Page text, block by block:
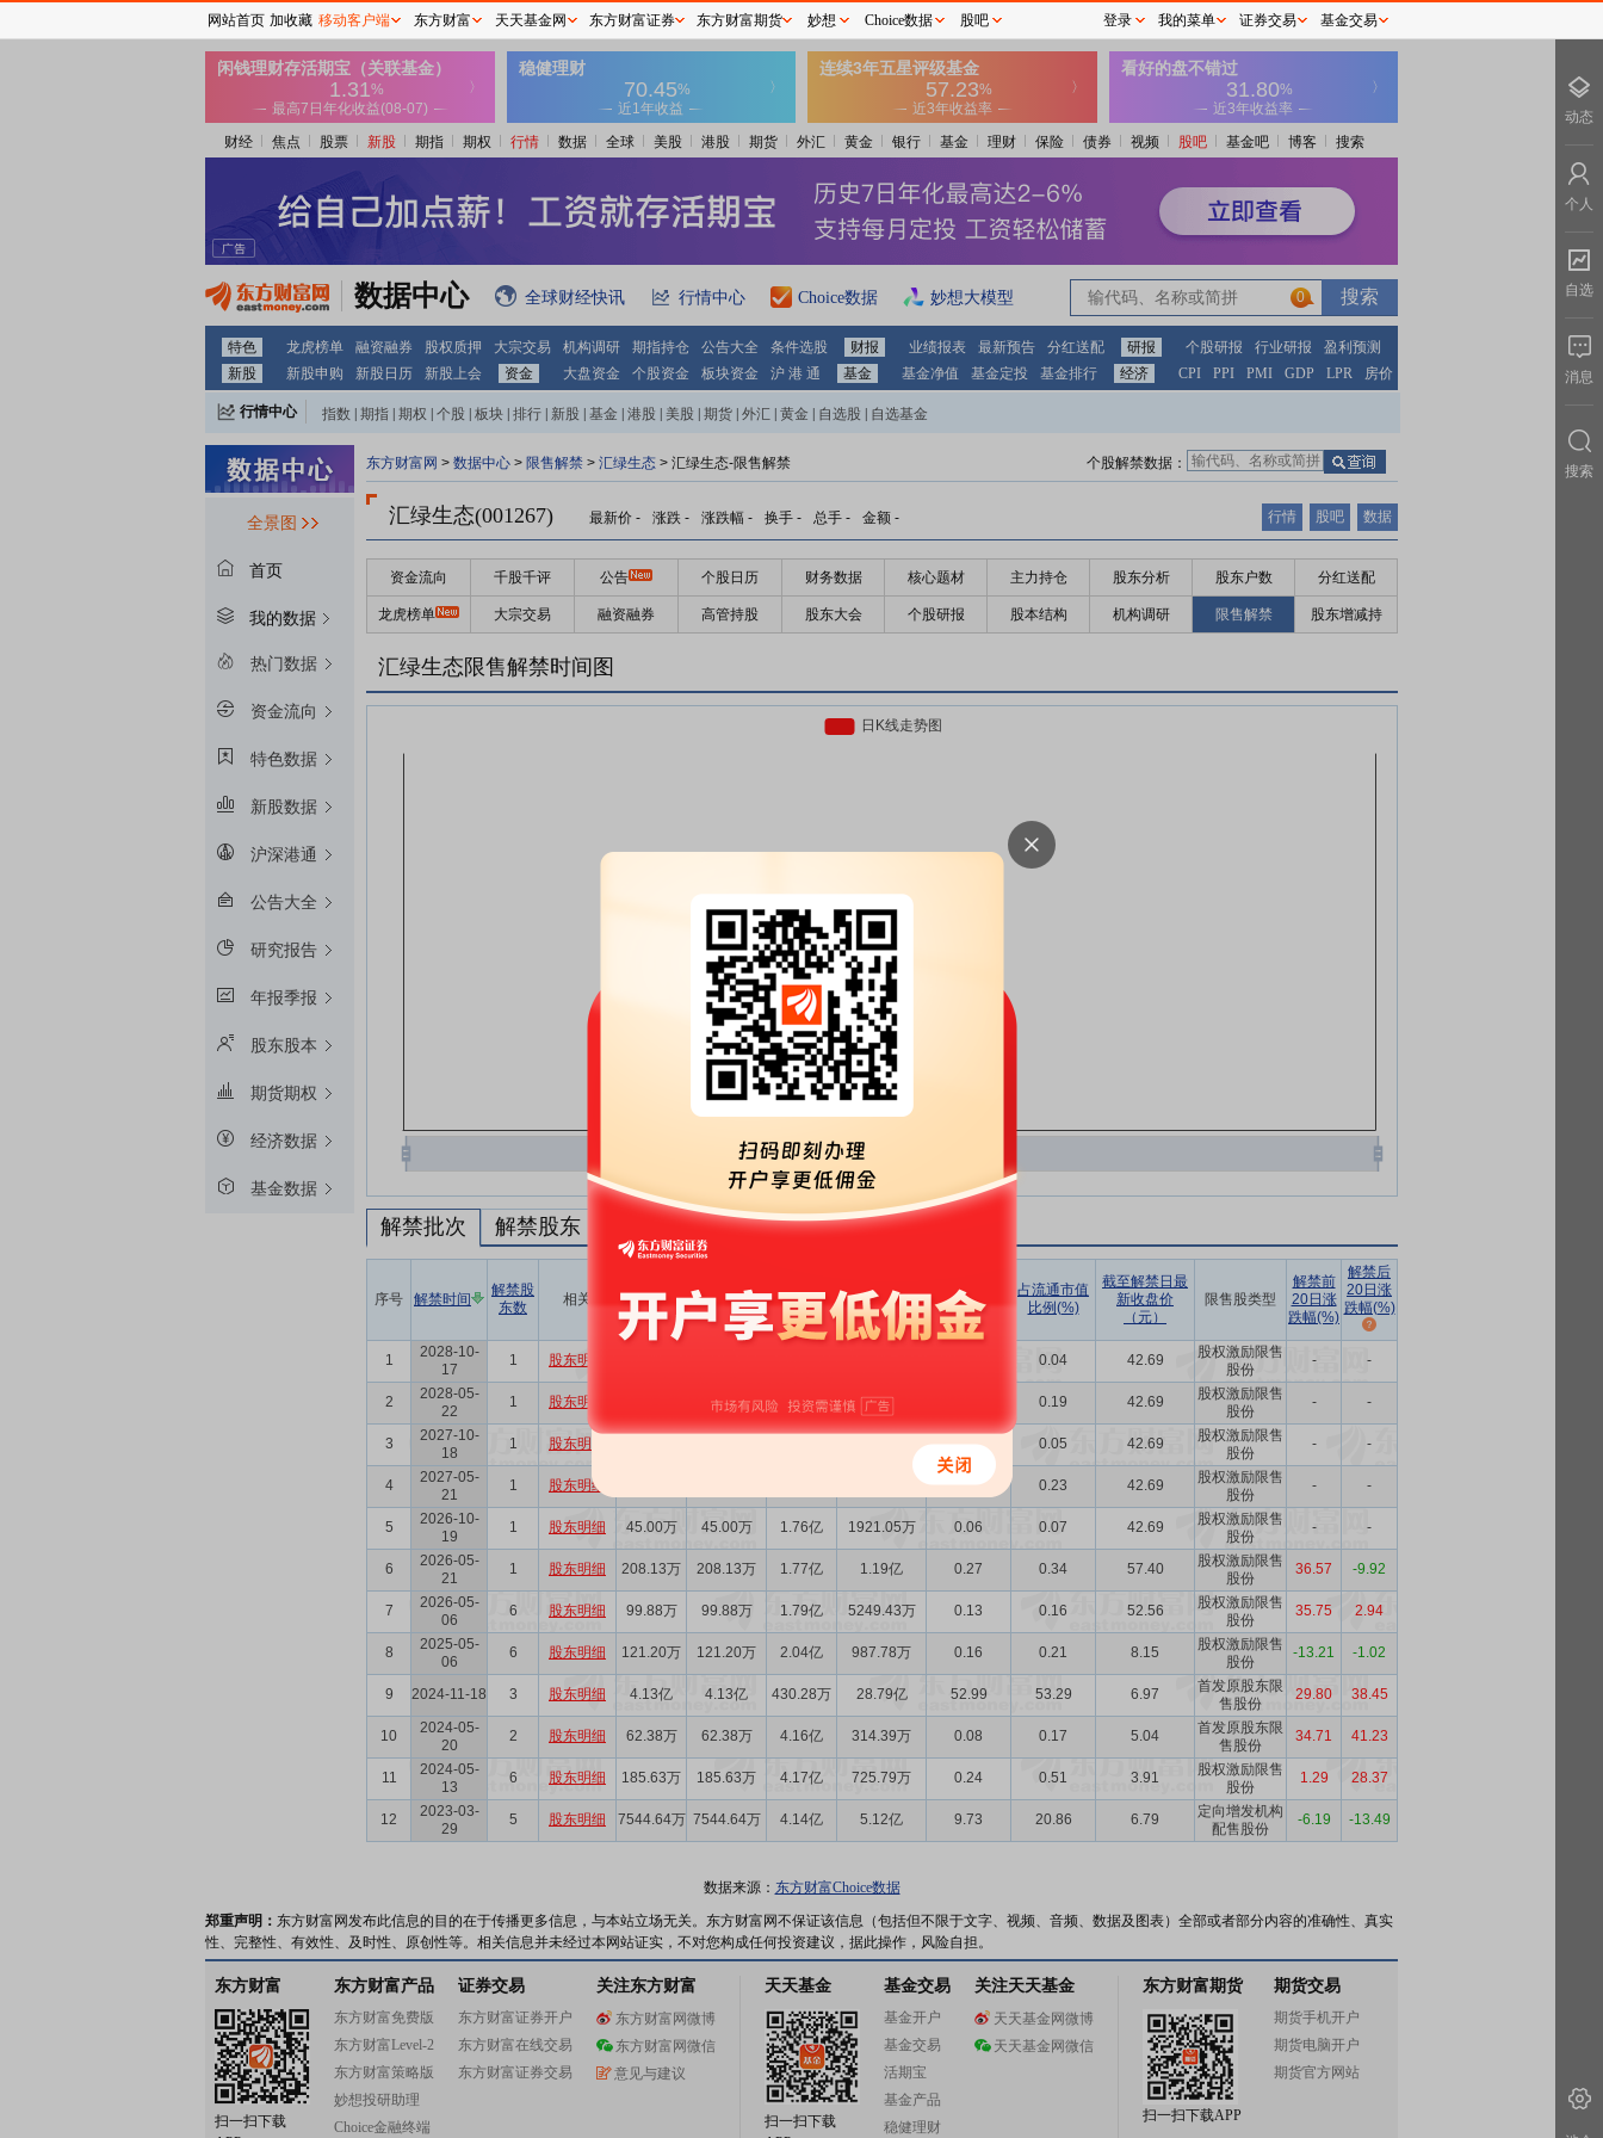
财经 焦点 股票 新股 期指 期权 行情 数据 全球 美股 港股 期货 外汇 黄金 银行 基金 理财 保险 债券 视频 股吧 基金吧 博客 搜索
数据中心 全球财经快讯 行情中心 Choice数据 妙想大模型 0
特色 龙虎榜单 融资融券 股权质押 大宗交易 机构调研 期指持仓 公告大全 条件选股 财报 业绩报表 最新预告 分红送配 研报 个股研报 行业研报
盈利预测
新股
新股申购 新股日历 新股上会 资金 大盘资金 个股资金 板块资金 沪 港 通 基金 基金净值 基金定投 基金排行 经济 CPI PPI PMI GDP LPR 房价
行情中心 指数 期指 期权 个股 板块 排行 新股 基金 港股 美股 期货 外汇 黄金 自选股 自选基金
全景图
首页
我的数据
热门数据
资金流向
特色数据
新股数据
沪深港通
公告大全
研究报告
年报季报
股东股本
期货期权
经济数据
基金数据
东方财富网 > 数据中心 > 限售解禁 > 汇绿生态 > 汇绿生态-限售解禁 个股解禁数据：
汇绿生态(001267) 最新价 - 涨跌 - 涨跌幅 - 换手 - 总手 - 金额 - 行情 股吧 数据
资金流向 千股千评 公告 个股日历 财务数据 核心题材 主力持仓 股东分析 股东户数 分红送配
龙虎榜单 大宗交易 融资融券 高管持股 股东大会 个股研报 股本结构 机构调研 限售解禁 股东增减持
汇绿生态限售解禁时间图
解禁批次 解禁股东
序号 解禁时间
解禁股
东数
相关
解禁数量
(股)
实际解禁数
量(股)
未解禁数
量(股)
实际解禁市值
(元)
占总市值比
例(%)
占流通市值
比例(%)
截至解禁日最
新收盘价
（元）
限售股类型
解禁前
20日涨
跌幅(%)
解禁后
20日涨
跌幅(%)
1
2028-10-
17
1 股东明细 0.04 42.69
股权激励限售
股份
- -
2
2028-05-
22
1 股东明细 116.00万 1.73亿 4952.04万 0.19 42.69
股权激励限售
股份
- -
3
2027-10-
18
1 股东明细 0.04 0.05 42.69
股权激励限售
股份
- -
4
2027-05-
21
1 股东明细 0.18 0.23 42.69
股权激励限售
股份
- -
5
2026-10-
19
1 股东明细 45.00万 45.00万 1.76亿 1921.05万 0.06 0.07 42.69
股权激励限售
股份
- -
6
2026-05-
21
1 股东明细 208.13万 208.13万 1.77亿 1.19亿 0.27 0.34 57.40
股权激励限售
股份
36.57 -9.92
7
2026-05-
06
6 股东明细 99.88万 99.88万 1.79亿 5249.43万 0.13 0.16 52.56
股权激励限售
股份
35.75 2.94
8
2025-05-
06
6 股东明细 121.20万 121.20万 2.04亿 987.78万 0.16 0.21 8.15
股权激励限售
股份
-13.21 -1.02
9 2024-11-18 3 股东明细 4.13亿 4.13亿 430.28万 28.79亿 52.99 53.29 6.97
首发原股东限
售股份
29.80 38.45
10
2024-05-
20
2 股东明细 62.38万 62.38万 4.16亿 314.39万 0.08 0.17 5.04
首发原股东限
售股份
34.71 41.23
11
2024-05-
13
6 股东明细 185.63万 185.63万 4.17亿 725.79万 0.24 0.51 3.91
股权激励限售
股份
1.29 28.37
12
2023-03-
29
5 股东明细 7544.64万 7544.64万 4.14亿 5.12亿 9.73 20.86 6.79
定向增发机构
配售股份
-6.19 -13.49
数据来源： 东方财富Choice数据
郑重声明： 东方财富网发布此信息的目的在于传播更多信息，与本站立场无关。东方财富网不保证该信息（包括但不限于文字、视频、音频、数据及图表）全部或者部分内容的准确性、真实
性、完整性、有效性、及时性、原创性等。相关信息并未经过本网站证实，不对您构成任何投资建议，据此操作，风险自担。
东方财富
扫一扫下载
东方财富产品
东方财富免费版
东方财富Level-2
东方财富策略版
妙想投研助理
Choice金融终端
证券交易
东方财富证券开户
东方财富在线交易
东方财富证券交易
关注东方财富
东方财富网微博
东方财富网微信
意见与建议
天天基金
扫一扫下载
基金交易
基金开户
基金交易
活期宝
基金产品
稳健理财
关注天天基金
天天基金网微博
天天基金网微信
东方财富期货
扫一扫下载APP
期货交易
期货手机开户
期货电脑开户
期货官方网站
网站首页 加收藏 移动客户端 东方财富 天天基金网 东方财富证券 东方财富期货 妙想 Choice数据 股吧 登录 我的菜单 证券交易 基金交易
动态
个人
自选
消息
搜索